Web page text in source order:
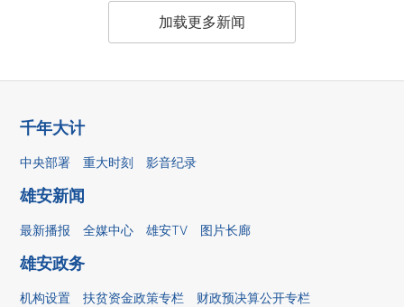
加载更多新闻
千年大计
中央部署 重大时刻 影音纪录
雄安新闻
最新播报 全媒中心 雄安TV 图片长廊
雄安政务
机构设置 扶贫资金政策专栏
财政预决算公开专栏